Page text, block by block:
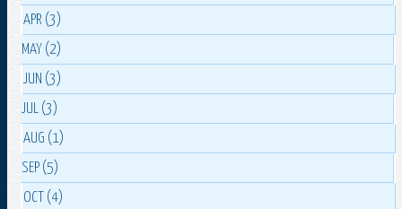
APR (3)
MAY (2)
JUN (3)
JUL (3)
AUG (1)
SEP (5)
OCT (4)